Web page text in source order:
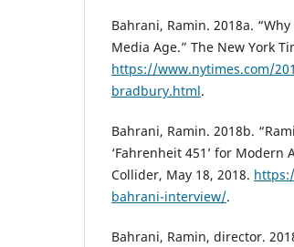
Bahrani, Ramin. 2018a.
Media Age.” The New York
https://www.nytimes.com/
bradbury.html.
Bahrani, Ramin. 2018b.
‘Fahrenheit 451’ for
Collider, May 18, 2018.
bahrani-interview/.
Bahrani, Ramin, director.